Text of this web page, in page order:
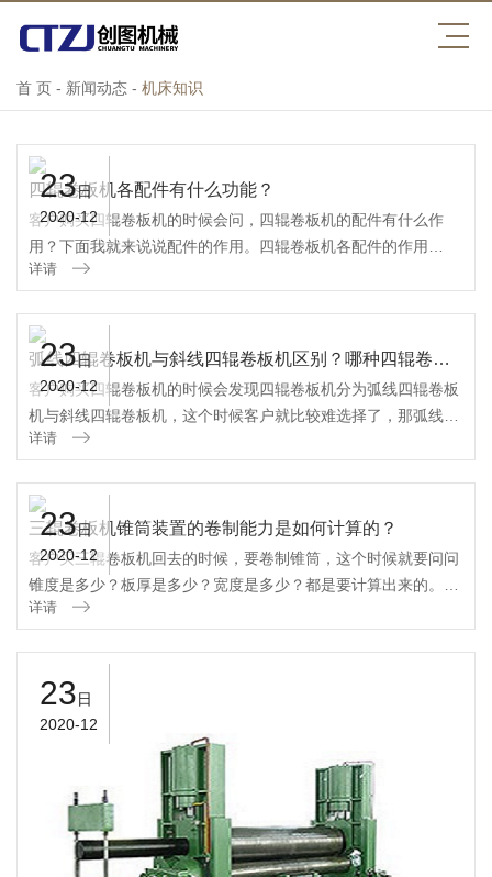
首 页 - 新闻动态 - 机床知识
23日
2020-12
四辊卷板机各配件有什么功能？
客户购买四辊卷板机的时候会问，四辊卷板机的配件有什么作
用？下面我就来说说配件的作用。四辊卷板机各配件的作用
（1）四辊卷板机上下辊：为卷板机的重要部件，材质为精制锻
详请
23日
2020-12
弧线四辊卷板机与斜线四辊卷板机区别？哪种四辊卷板机好？
客户购买四辊卷板机的时候会发现四辊卷板机分为弧线四辊卷板
机与斜线四辊卷板机，这个时候客户就比较难选择了，那弧线四
辊卷板机与斜线四辊卷板机区别？哪种四辊卷板机好？下面我就
详请
23日
2020-12
三辊卷板机锥筒装置的卷制能力是如何计算的？
客户买三辊卷板机回去的时候，要卷制锥筒，这个时候就要问问
锥度是多少？板厚是多少？宽度是多少？都是要计算出来的。本
锥筒装置为卷板机的附件，主要由支座、铰支轴、轴套（滚
详请
23日
2020-12